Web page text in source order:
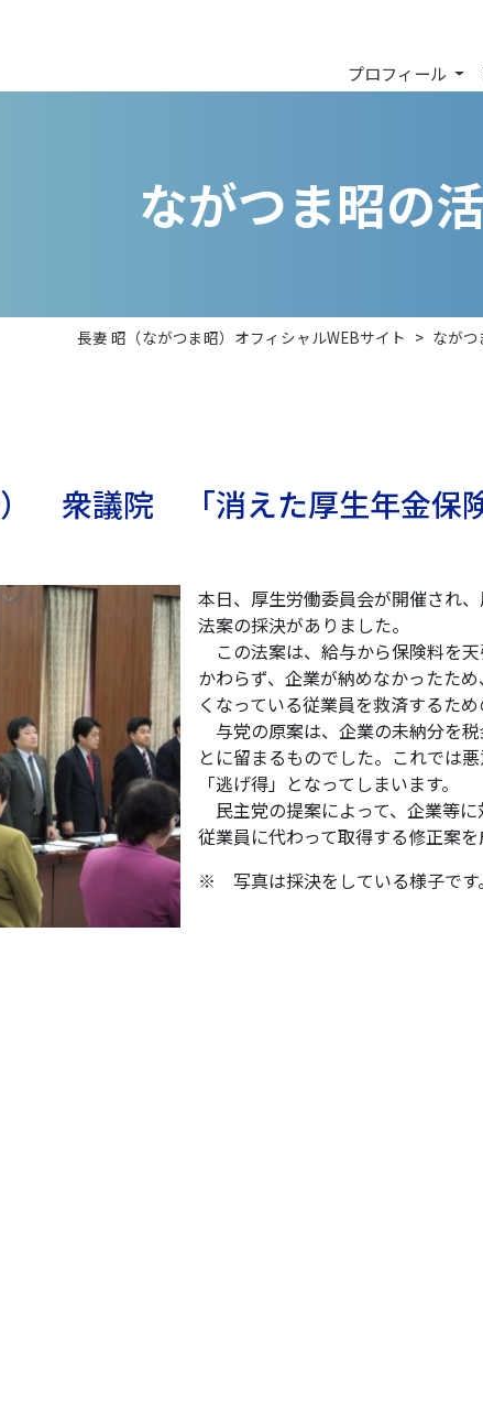
プロフィール
ながつま昭の活
長妻 昭（ながつま昭）オフィシャルWEBサイト > なが
衆議院 「消えた厚生年金保
本日、厚生労働委員会が開催され
法案の採決がありました。
この法案は、給与から保険料を
かわらず、企業が納めなかったた
くなっている従業員を救済するため
与党の原案は、企業の未納分を
とに留まるものでした。これでは
「逃げ得」となってしまいます。
民主党の提案によって、企業等
従業員に代わって取得する修正案を
※ 写真は採決をしている様子です。